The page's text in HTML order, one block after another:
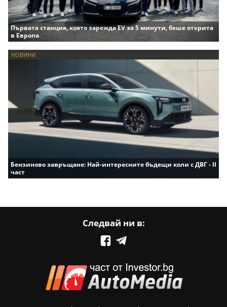
Първата станция, която зарежда EV за 5 минути, беше открита
в Европа
НОВИНИ
Бензиново завръщане: Най-интересните бъдещи коли с ДВГ - II
част
Следвай ни в: